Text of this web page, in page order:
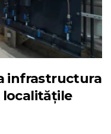
infrastructura
localitățile